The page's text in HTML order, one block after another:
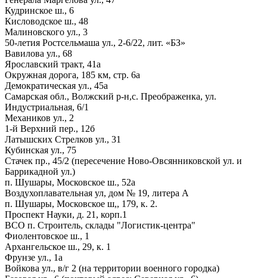
Кудринское ш., 6
Кисловодское ш., 48
Малиновского ул., 3
50-летия Ростсельмаша ул., 2-6/22, лит. «БЗ»
Вавилова ул., 68
Ярославский тракт, 41а
Окружная дорога, 185 км, стр. 6а
Демократическая ул., 45а
Самарская обл., Волжский р-н,с. Преображенка, ул.
Индустриальная, 6/1
Механиков ул., 2
1-й Верхний пер., 12б
Латышских Стрелков ул., 31
Кубинская ул., 75
Стачек пр., 45/2 (пересечение Ново-Овсянниковской ул. и
Баррикадной ул.)
п. Шушары, Московское ш., 52а
Воздухоплавательная ул, дом № 19, литера А
п. Шушары, Московское ш,, 179, к. 2.
Проспект Науки, д. 21, корп.1
ВСО п. Строитель, склады "Логистик-центра"
Фиолентовское ш., 1
Архангельское ш., 29, к. 1
Фрунзе ул., 1а
Войкова ул., в/г 2 (на территории военного городка)